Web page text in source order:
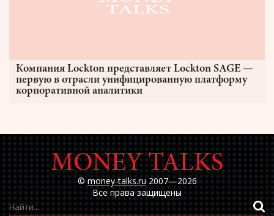
Компания Lockton представляет Lockton SAGE —
первую в отрасли унифицированную платформу
корпоративной аналитики
©money-talks.ru2007—2026
Все права защищены